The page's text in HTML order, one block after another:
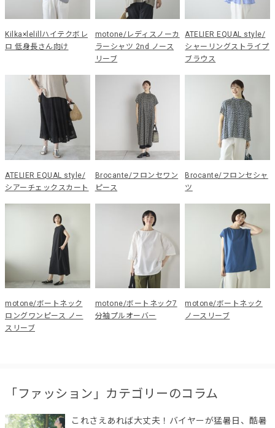
Kilka×lelillハイテクボレ
ロ 低身長さん向け
motone/レディスノーカ
ラーシャツ 2nd ノース
リーブ
ATELIER EQUAL style/
シャーリングストライプ
ブラウス
ATELIER EQUAL style/
シアーチェックスカート
Brocante/フロンセワン
ピース
Brocante/フロンセシャ
ツ
motone/ボートネック
ロングワンピース ノー
スリーブ
motone/ボートネック7
分袖プルオーバー
motone/ボートネック
ノースリーブ
「ファッション」カテゴリーのコラム
これさえあれば大丈夫！バイヤーが猛暑日、酷暑